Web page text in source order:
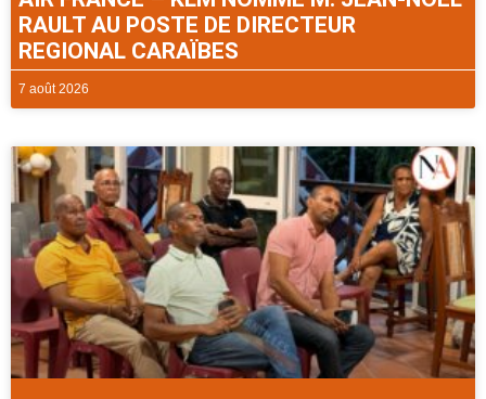
RAULT AU POSTE DE DIRECTEUR
REGIONAL CARAÏBES
7 août 2026